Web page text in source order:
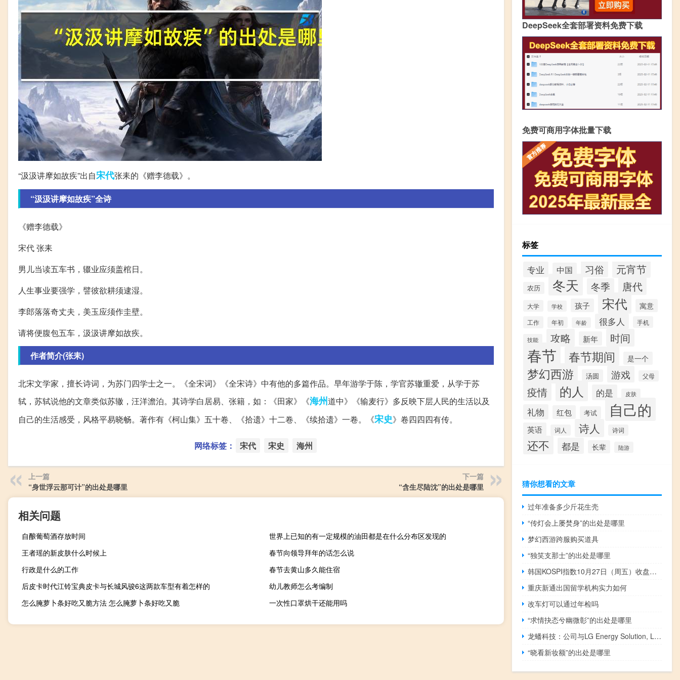
“汲汲讲摩如故疾”出自宋代张耒的《赠李德载》。
“汲汲讲摩如故疾”全诗
《赠李德载》
宋代 张耒
男儿当读五车书，辍业应须盖棺日。
人生事业要强学，譬彼欲耕须逮湿。
李郎落落奇丈夫，美玉应须作圭壁。
请将便腹包五车，汲汲讲摩如故疾。
作者简介(张耒)
北宋文学家，擅长诗词，为苏门四学士之一。《全宋词》《全宋诗》中有他的多篇作品。早年游学于陈，学官苏辙重爱，从学于苏
轼，苏轼说他的文章类似苏辙，汪洋澹泊。其诗学白居易、张籍，如：《田家》《海州道中》《输麦行》多反映下层人民的生活以及
自己的生活感受，风格平易晓畅。著作有《柯山集》五十卷、《拾遗》十二卷、《续拾遗》一卷。《宋史》卷四四四有传。
网络标签： 宋代 宋史 海州
上一篇
“身世浮云那可计”的出处是哪里
下一篇
“含生尽陆沈”的出处是哪里
相关问题
自酿葡萄酒存放时间
世界上已知的有一定规模的油田都是在什么分布区发现的
王者瑶的新皮肤什么时候上
春节向领导拜年的话怎么说
行政是什么的工作
春节去黄山多久能住宿
后皮卡时代江铃宝典皮卡与长城风骏6这两款车型有着怎样的
幼儿教师怎么考编制
怎么腌萝卜条好吃又脆方法 怎么腌萝卜条好吃又脆
一次性口罩烘干还能用吗
DeepSeek全套部署资料免费下载
免费可商用字体批量下载
标签
专业 中国 习俗 元宵节
农历 冬天 冬季 唐代
大学 学校 孩子 宋代 寓意
工作 年初 年龄 很多人 手机
技能 攻略 新年 时间
春节 春节期间 是一个
梦幻西游 汤圆 游戏 父母
疫情 的人 的是 皮肤
礼物 红包 考试 自己的
英语 词人 诗人 诗词
还不 都是 长辈 陆游
猜你想看的文章
过年准备多少斤花生壳
“传灯会上屡焚身”的出处是哪里
梦幻西游跨服购买道具
“独笑支那士”的出处是哪里
韩国KOSPI指数10月27日（周五）收盘上涨3.73点涨幅0.16%报2302.81点
重庆新通出国留学机构实力如何
改车灯可以通过年检吗
“求情抉态兮幽微彰”的出处是哪里
龙蟠科技：公司与LG Energy Solution, Ltd.签署谅解备忘录
“晓看新妆额”的出处是哪里